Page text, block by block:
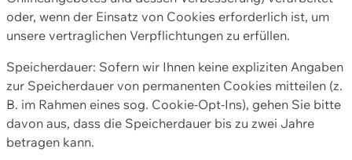
oder, wenn der Einsatz von Cookies erforderlich ist, um
unsere vertraglichen Verpflichtungen zu erfüllen.
Speicherdauer: Sofern wir Ihnen keine expliziten Angaben
zur Speicherdauer von permanenten Cookies mitteilen (z.
B. im Rahmen eines sog. Cookie-Opt-Ins), gehen Sie bitte
davon aus, dass die Speicherdauer bis zu zwei Jahre
betragen kann.